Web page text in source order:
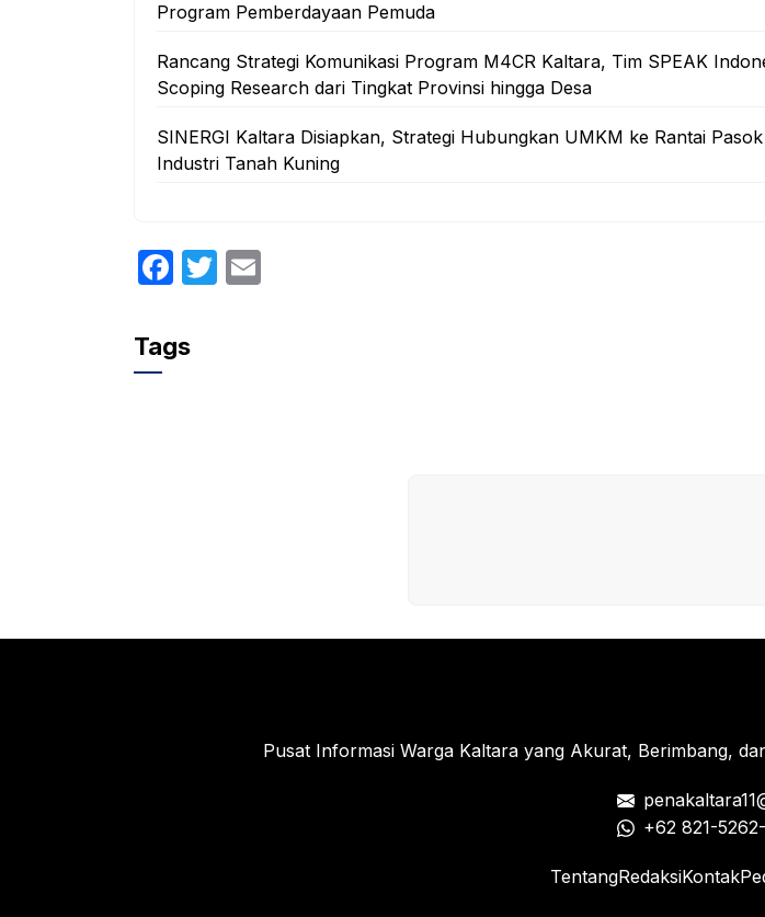
Program Pemberdayaan Pemuda
Rancang Strategi Komunikasi Program M4CR Kaltara, Tim SPEAK
Scoping Research dari Tingkat Provinsi hingga Desa
SINERGI Kaltara Disiapkan, Strategi Hubungkan UMKM ke Rantai
Industri Tanah Kuning
F
c
e
T
Tags
Pusat Informasi Warga Kaltara yang Akurat, Berimbang,
+62 821-
TentangRedaksiKontak